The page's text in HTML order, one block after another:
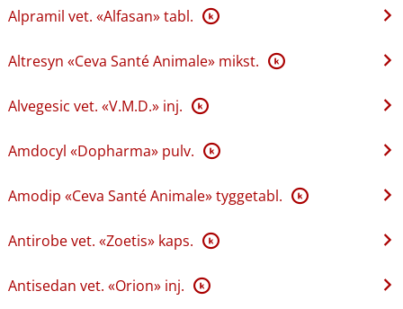
Alpramil vet. «Alfasan» tabl. K
Altresyn «Ceva Santé Animale» mikst. K
Alvegesic vet. «V.M.D.» inj. K
Amdocyl «Dopharma» pulv. K
Amodip «Ceva Santé Animale» tyggetabl. K
Antirobe vet. «Zoetis» kaps. K
Antisedan vet. «Orion» inj. K